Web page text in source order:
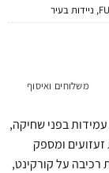
,ניידות בעיר
משלוחים ואיסוף
בפני שחיקה,
ומספק
רכיבה על קורקינט,